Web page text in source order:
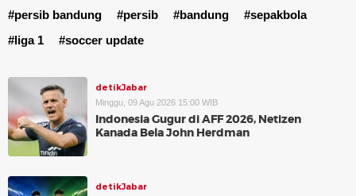
#persib bandung #persib #bandung
#sepakbola
#liga 1
#soccer update
detikJabar
Minggu, 09 Agu 2026 15:00 WIB
Indonesia Gugur di AFF 2026, Netizen
Kanada Bela John Herdman
detikJabar